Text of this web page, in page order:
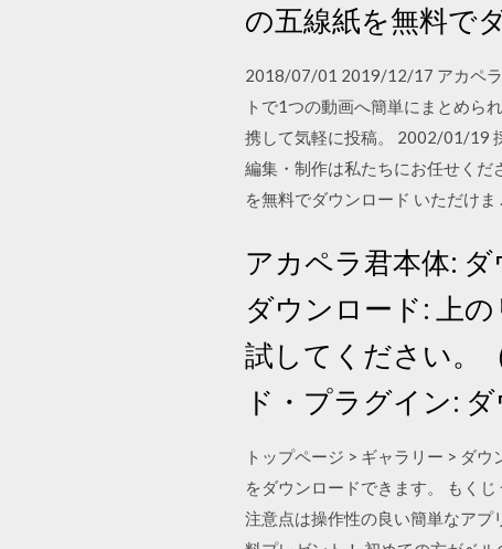
の五線紙を無料で
2018/07/01 2019/12/17 アカペラ
トで1つの動画へ簡単にまとめら
携して気軽に投稿。 2002/01/19
編集・制作は私たちにお任せくだ
を無料でダウンロード いただけま …
アカペラ君本体: ダ
ダウンロード: 上
試してください。
ド・プラグイン:
トップページ > ギャラリー > ダ
をダウンロードできます。 もく
注意点は操作性の良い簡単なアプ